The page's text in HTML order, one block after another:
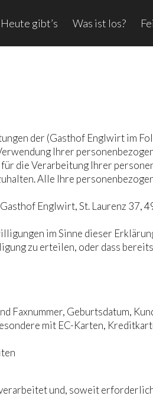
Heute gibt’s Was ist los?
der (Gasthof Englwirt im
Ihrer
die Verarbeitung Ihrer
Alle Ihre
Englwirt, St. Laurenz 37,
im Sinne dieser
zu erteilen, oder dass
Faxnummer, Geburtsdatum,
mit EC-Karten,
und, soweit